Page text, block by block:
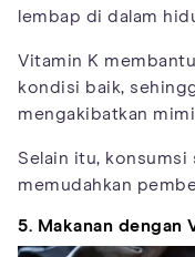
lembap di dalam
Vitamin K
kondisi baik,
mengakibatkan
Selain itu, konsumsi
memudahkan
5. Makanan dengan